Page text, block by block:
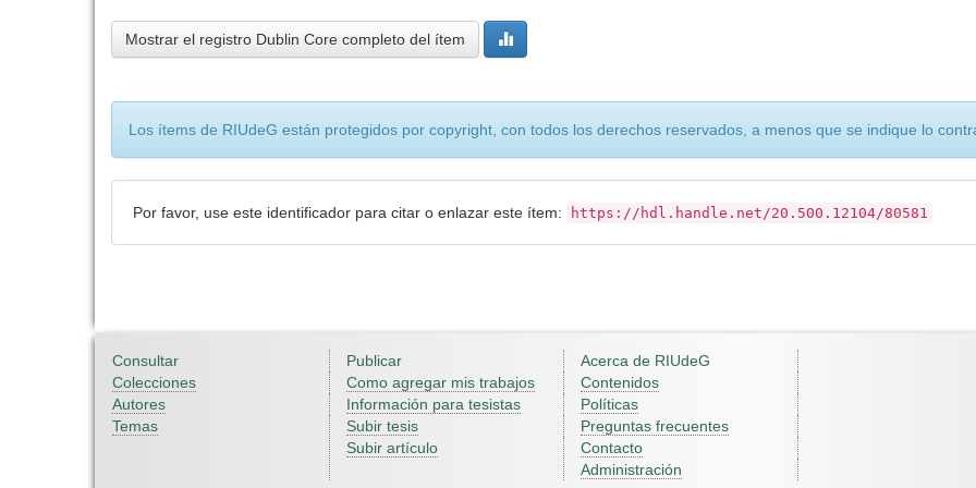
Mostrar el registro Dublin Core completo del ítem
Los ítems de RIUdeG están protegidos por copyright, con todos los derechos reservados, a menos que se indique lo
Por favor, use este identificador para citar o enlazar este ítem: https://hdl.handle.net/20.500.12104/80581
Consultar
Colecciones
Autores
Temas
Publicar
Como agregar mis trabajos
Información para tesistas
Subir tesis
Subir artículo
Acerca de RIUdeG
Contenidos
Políticas
Preguntas frecuentes
Contacto
Administración